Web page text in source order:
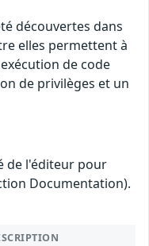
découvertes dans
elles permettent à
de code
de privilèges et un
de l'éditeur pour
Documentation).